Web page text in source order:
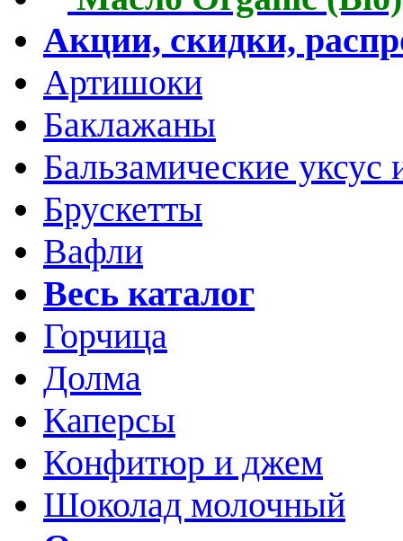
Акции, скидки,
Артишоки
Баклажаны
Бальзамические уксус
Брускетты
Вафли
Весь каталог
Горчица
Долма
Каперсы
Конфитюр и джем
Шоколад молочный